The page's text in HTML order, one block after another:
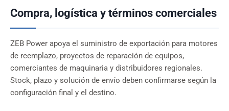
Compra, logística y términos comerciales
ZEB Power apoya el suministro de exportación para motores
de reemplazo, proyectos de reparación de equipos,
comerciantes de maquinaria y distribuidores regionales.
Stock, plazo y solución de envío deben confirmarse según la
configuración final y el destino.